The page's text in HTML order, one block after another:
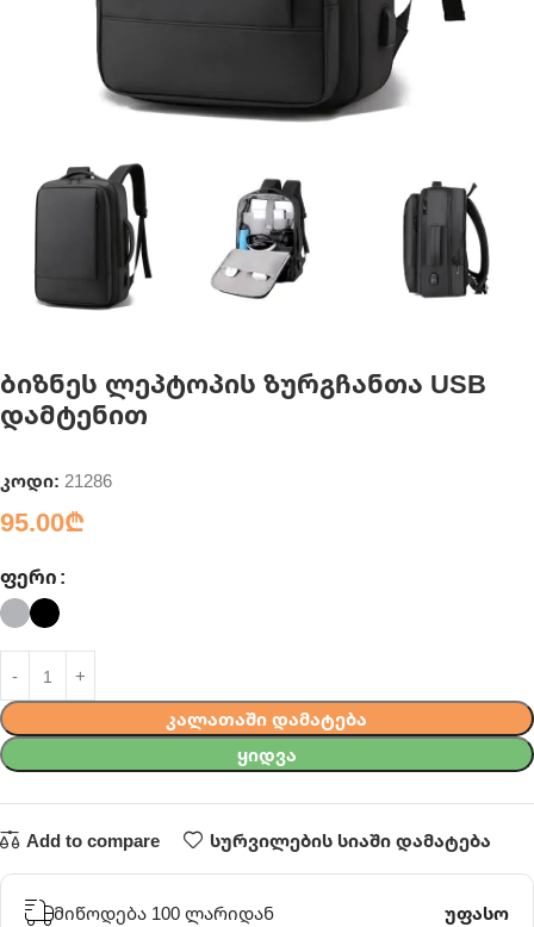
ბიზნეს ლეპტოპის ზურგჩანთა USB
დამტენით
კოდი: 21286
95.00₾
ᲤᲔᲠᲘ
ᲙᲐᲚᲐᲗᲐᲨᲘ ᲓᲐᲛᲐᲢᲔᲑᲐ
ᲧᲘᲓᲕᲐ
Add to compare სურვილების სიაში დამატება
მიწოდება 100 ლარიდან უფასო